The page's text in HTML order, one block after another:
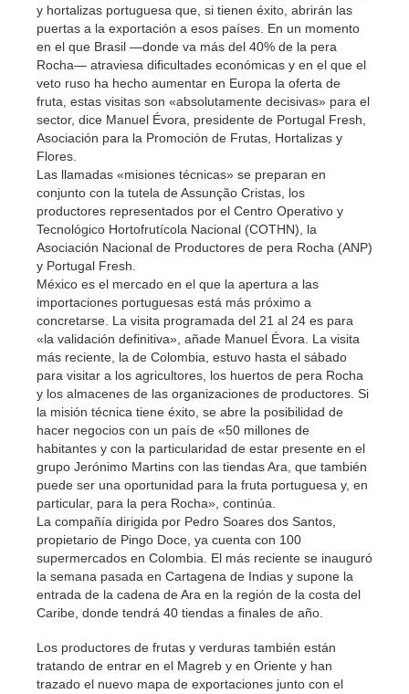
y hortalizas portuguesa que, si tienen éxito, abrirán las
puertas a la exportación a esos países. En un momento
en el que Brasil —donde va más del 40% de la pera
Rocha— atraviesa dificultades económicas y en el que el
veto ruso ha hecho aumentar en Europa la oferta de
fruta, estas visitas son «absolutamente decisivas» para el
sector, dice Manuel Évora, presidente de Portugal Fresh,
Asociación para la Promoción de Frutas, Hortalizas y
Flores.
Las llamadas «misiones técnicas» se preparan en
conjunto con la tutela de Assunção Cristas, los
productores representados por el Centro Operativo y
Tecnológico Hortofrutícola Nacional (COTHN), la
Asociación Nacional de Productores de pera Rocha (ANP)
y Portugal Fresh.
México es el mercado en el que la apertura a las
importaciones portuguesas está más próximo a
concretarse. La visita programada del 21 al 24 es para
«la validación definitiva», añade Manuel Évora. La visita
más reciente, la de Colombia, estuvo hasta el sábado
para visitar a los agricultores, los huertos de pera Rocha
y los almacenes de las organizaciones de productores. Si
la misión técnica tiene éxito, se abre la posibilidad de
hacer negocios con un país de «50 millones de
habitantes y con la particularidad de estar presente en el
grupo Jerónimo Martins con las tiendas Ara, que también
puede ser una oportunidad para la fruta portuguesa y, en
particular, para la pera Rocha», continúa.
La compañía dirigida por Pedro Soares dos Santos,
propietario de Pingo Doce, ya cuenta con 100
supermercados en Colombia. El más reciente se inauguró
la semana pasada en Cartagena de Indias y supone la
entrada de la cadena de Ara en la región de la costa del
Caribe, donde tendrá 40 tiendas a finales de año.
Los productores de frutas y verduras también están
tratando de entrar en el Magreb y en Oriente y han
trazado el nuevo mapa de exportaciones junto con el